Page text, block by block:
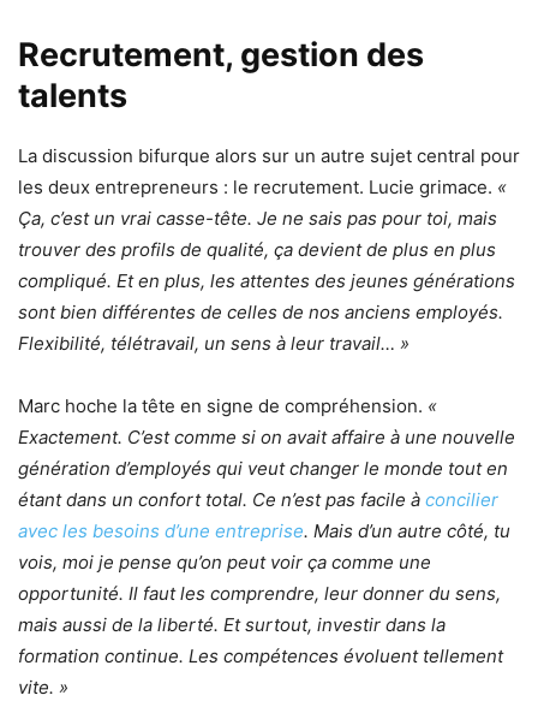
Recrutement, gestion des
talents
La discussion bifurque alors sur un autre sujet central pour
les deux entrepreneurs : le recrutement. Lucie grimace. «
Ça, c’est un vrai casse-tête. Je ne sais pas pour toi, mais
trouver des profils de qualité, ça devient de plus en plus
compliqué. Et en plus, les attentes des jeunes générations
sont bien différentes de celles de nos anciens employés.
Flexibilité, télétravail, un sens à leur travail… »
Marc hoche la tête en signe de compréhension. «
Exactement. C’est comme si on avait affaire à une nouvelle
génération d’employés qui veut changer le monde tout en
étant dans un confort total. Ce n’est pas facile à concilier
avec les besoins d’une entreprise. Mais d’un autre côté, tu
vois, moi je pense qu’on peut voir ça comme une
opportunité. Il faut les comprendre, leur donner du sens,
mais aussi de la liberté. Et surtout, investir dans la
formation continue. Les compétences évoluent tellement
vite. »